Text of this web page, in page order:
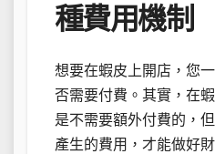
種費用機制
想要在蝦皮上開店，您
否需要付費。其實，在
是不需要額外付費的，
產生的費用，才能做好